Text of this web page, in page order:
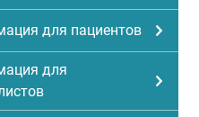
для пациентов
для